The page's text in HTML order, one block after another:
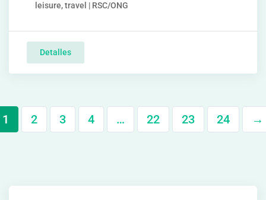
leisure, travel | RSC/ONG
Detalles
1 2 3 4 … 22 23 24 →